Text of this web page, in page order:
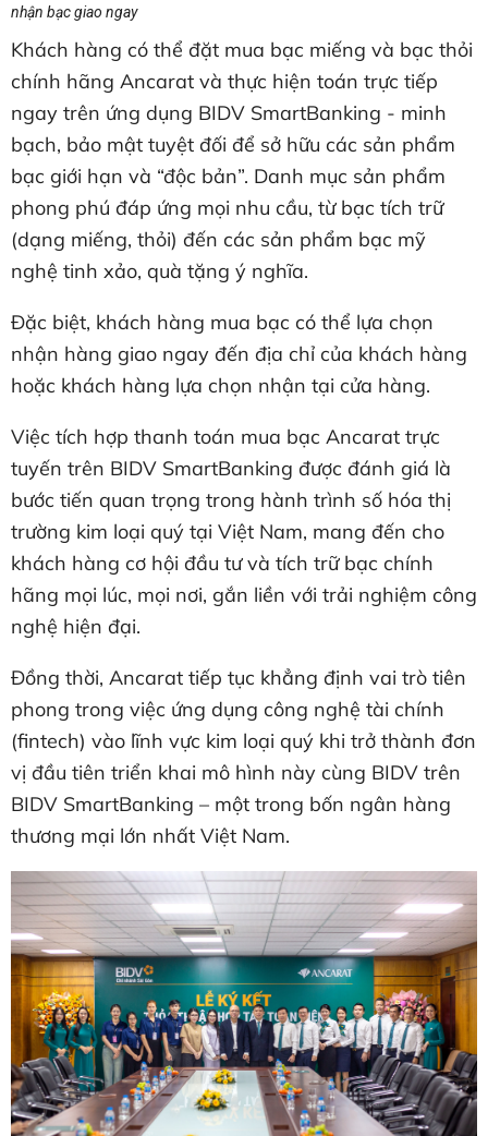
nhận bạc giao ngay
Khách hàng có thể đặt mua bạc miếng và bạc thỏi
chính hãng Ancarat và thực hiện toán trực tiếp
ngay trên ứng dụng BIDV SmartBanking - minh
bạch, bảo mật tuyệt đối để sở hữu các sản phẩm
bạc giới hạn và “độc bản”. Danh mục sản phẩm
phong phú đáp ứng mọi nhu cầu, từ bạc tích trữ
(dạng miếng, thỏi) đến các sản phẩm bạc mỹ
nghệ tinh xảo, quà tặng ý nghĩa.
Đặc biệt, khách hàng mua bạc có thể lựa chọn
nhận hàng giao ngay đến địa chỉ của khách hàng
hoặc khách hàng lựa chọn nhận tại cửa hàng.
Việc tích hợp thanh toán mua bạc Ancarat trực
tuyến trên BIDV SmartBanking được đánh giá là
bước tiến quan trọng trong hành trình số hóa thị
trường kim loại quý tại Việt Nam, mang đến cho
khách hàng cơ hội đầu tư và tích trữ bạc chính
hãng mọi lúc, mọi nơi, gắn liền với trải nghiệm công
nghệ hiện đại.
Đồng thời, Ancarat tiếp tục khẳng định vai trò tiên
phong trong việc ứng dụng công nghệ tài chính
(fintech) vào lĩnh vực kim loại quý khi trở thành đơn
vị đầu tiên triển khai mô hình này cùng BIDV trên
BIDV SmartBanking – một trong bốn ngân hàng
thương mại lớn nhất Việt Nam.